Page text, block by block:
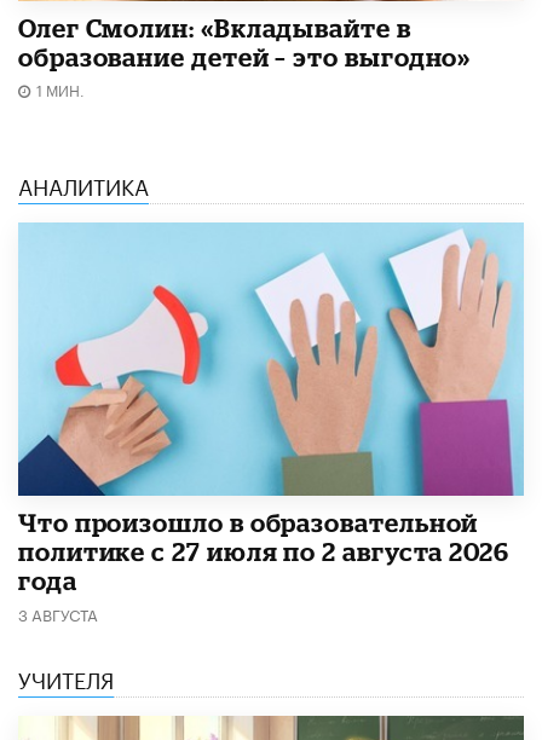
Олег Смолин: «Вкладывайте в
образование детей – это выгодно»
1 МИН.
АНАЛИТИКА
​Что произошло в образовательной
политике с 27 июля по 2 августа 2026
года
3 АВГУСТА
УЧИТЕЛЯ